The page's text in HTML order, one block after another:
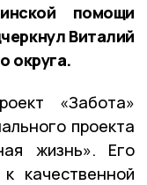
помощи
Виталий
округа.
«Забота»
проекта
жизнь». Его
качественной